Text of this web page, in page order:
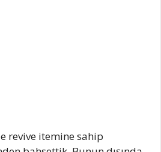
revive itemine sahip